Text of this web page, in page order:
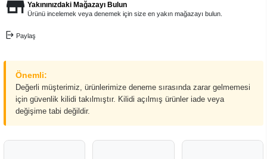
Yakınınızdaki Mağazayı Bulun
Ürünü incelemek veya denemek için size en yakın mağazayı bulun.
Paylaş
Önemli:
Değerli müşterimiz, ürünlerimize deneme sırasında zarar gelmemesi
için güvenlik kilidi takılmıştır. Kilidi açılmış ürünler iade veya
değişime tabi değildir.